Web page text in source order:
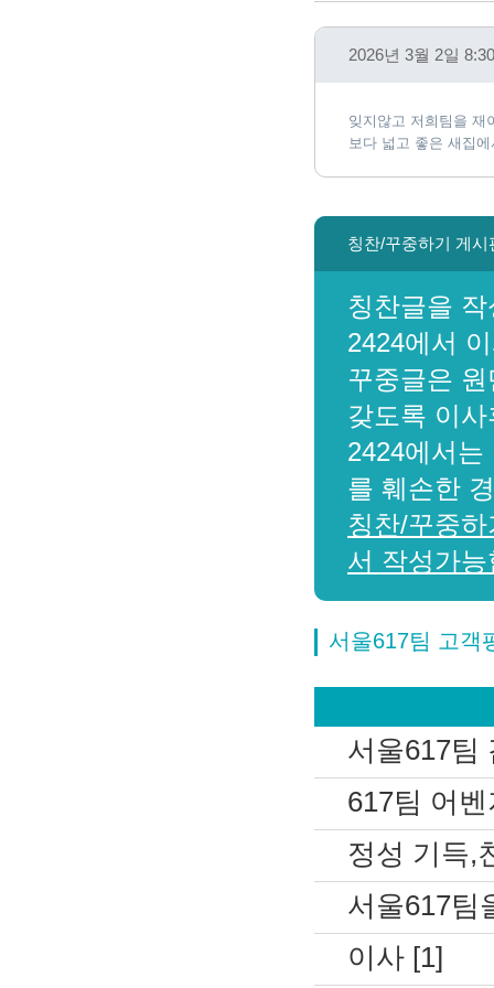
2026년 3월 2일
잊지않고 저희팀을 재
보다 넓고 좋은 새집
칭찬/꾸중하기 게시
칭찬글을
2424에서
꾸중글은
갖도록 이
2424에서
를 훼손한
칭찬/꾸중
서 작성가
서울617팀 고객
서울617팀
617팀 어
정성 기득,
서울617팀
이사 [1]